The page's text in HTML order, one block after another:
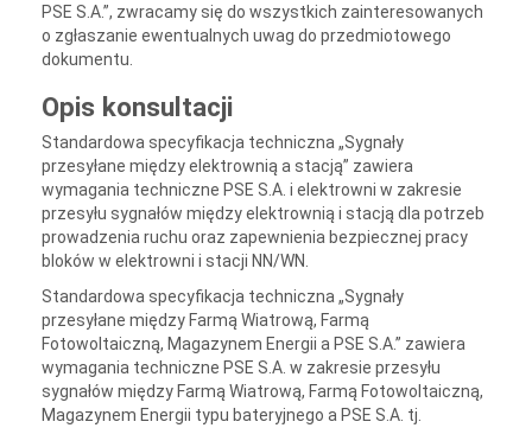
PSE S.A.”, zwracamy się do wszystkich zainteresowanych
o zgłaszanie ewentualnych uwag do przedmiotowego
dokumentu.
Opis konsultacji
Standardowa specyfikacja techniczna „Sygnały
przesyłane między elektrownią a stacją” zawiera
wymagania techniczne PSE S.A. i elektrowni w zakresie
przesyłu sygnałów między elektrownią i stacją dla potrzeb
prowadzenia ruchu oraz zapewnienia bezpiecznej pracy
bloków w elektrowni i stacji NN/WN.
Standardowa specyfikacja techniczna „Sygnały
przesyłane między Farmą Wiatrową, Farmą
Fotowoltaiczną, Magazynem Energii a PSE S.A.” zawiera
wymagania techniczne PSE S.A. w zakresie przesyłu
sygnałów między Farmą Wiatrową, Farmą Fotowoltaiczną,
Magazynem Energii typu bateryjnego a PSE S.A. tj.